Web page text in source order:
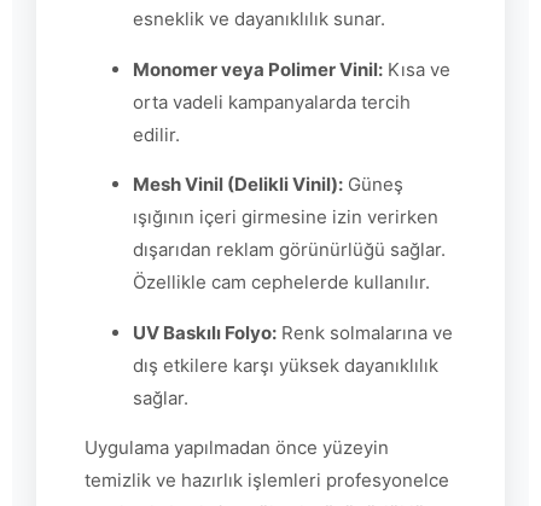
esneklik ve dayanıklılık sunar.
Monomer veya Polimer Vinil: Kısa ve
orta vadeli kampanyalarda tercih
edilir.
Mesh Vinil (Delikli Vinil): Güneş
ışığının içeri girmesine izin verirken
dışarıdan reklam görünürlüğü sağlar.
Özellikle cam cephelerde kullanılır.
UV Baskılı Folyo: Renk solmalarına ve
dış etkilere karşı yüksek dayanıklılık
sağlar.
Uygulama yapılmadan önce yüzeyin
temizlik ve hazırlık işlemleri profesyonelce